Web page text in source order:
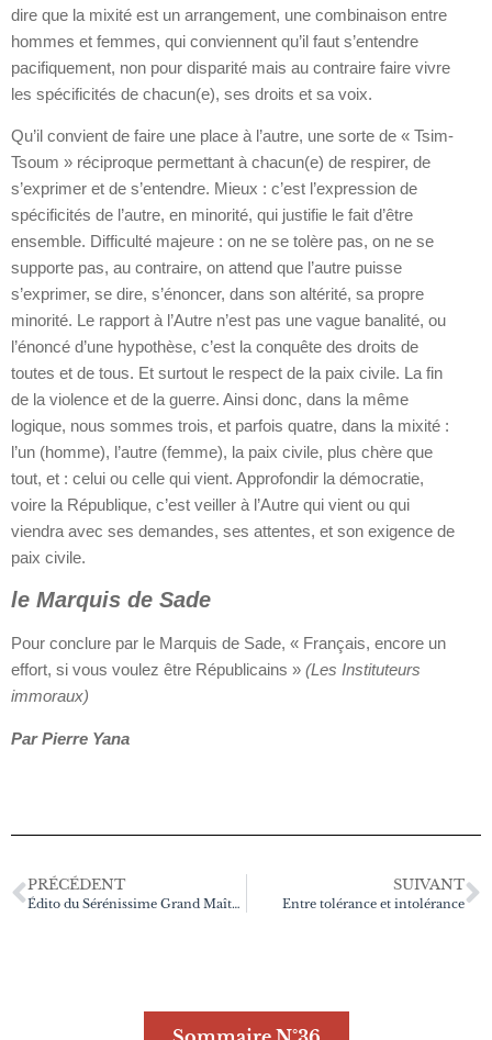
dire que la mixité est un arrangement, une combinaison entre
hommes et femmes, qui conviennent qu’il faut s’entendre
pacifiquement, non pour disparité mais au contraire faire vivre
les spécificités de chacun(e), ses droits et sa voix.
Qu’il convient de faire une place à l’autre, une sorte de « Tsim-
Tsoum » réciproque permettant à chacun(e) de respirer, de
s’exprimer et de s’entendre. Mieux : c’est l’expression de
spécificités de l’autre, en minorité, qui justifie le fait d’être
ensemble. Difficulté majeure : on ne se tolère pas, on ne se
supporte pas, au contraire, on attend que l’autre puisse
s’exprimer, se dire, s’énoncer, dans son altérité, sa propre
minorité. Le rapport à l’Autre n’est pas une vague banalité, ou
l’énoncé d’une hypothèse, c’est la conquête des droits de
toutes et de tous. Et surtout le respect de la paix civile. La fin
de la violence et de la guerre. Ainsi donc, dans la même
logique, nous sommes trois, et parfois quatre, dans la mixité :
l’un (homme), l’autre (femme), la paix civile, plus chère que
tout, et : celui ou celle qui vient. Approfondir la démocratie,
voire la République, c’est veiller à l’Autre qui vient ou qui
viendra avec ses demandes, ses attentes, et son exigence de
paix civile.
le Marquis de Sade
Pour conclure par le Marquis de Sade, « Français, encore un
effort, si vous voulez être Républicains » (Les Instituteurs
immoraux)
Par Pierre Yana
PRÉCÉDENT
Édito du Sérénissime Grand Maître – novembre 2023
SUIVANT
Entre tolérance et intolérance